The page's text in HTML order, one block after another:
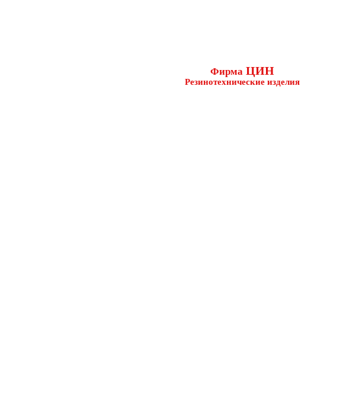
Фирма ЦИН
Резинотехнические изделия